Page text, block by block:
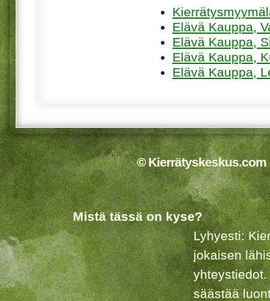
Elävä Kauppa,
Elävä Kauppa,
Elävä Kauppa,
Elävä Kauppa,
© Kierrätyskeskus.com
Mistä tässä on kyse?
Lyhyesti:
jokaisen
säästää